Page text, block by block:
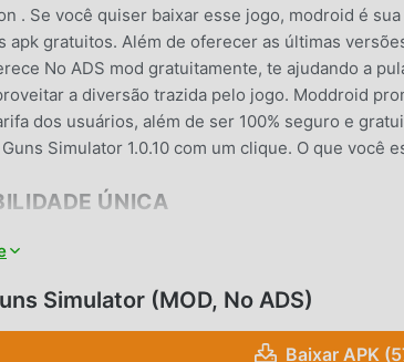
. Se você quiser baixar esse jogo, modroid é
apk gratuitos. Além de oferecer as últimas
No ADS mod gratuitamente, te ajudando a
a diversão trazida pelo jogo. Moddroid
dos usuários, além de ser 100% seguro e
Simulator 1.0.10 com um clique. O que você
ÚNICA
é um jogo popular de simulation . Sua
iniciante para que você possa iniciar facilmente
simulation , permitindo que você se comunique e
Simulator (MOD, No ADS)
Baixar APK